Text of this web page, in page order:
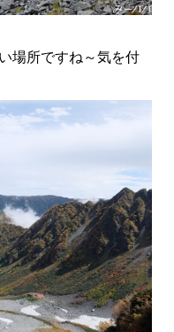
場所ですね～気を付